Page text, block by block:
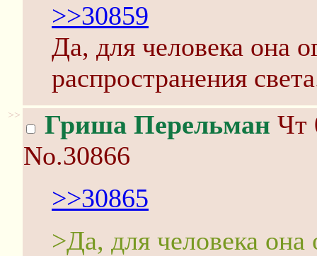
>>30859
Да, для человека она
распространения
>> Гриша Перельман Чт
No.30866
>>30865
>Да, для человека она